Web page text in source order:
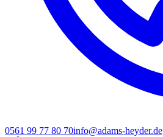
0561 99 77 80 70info@adams-heyder.de